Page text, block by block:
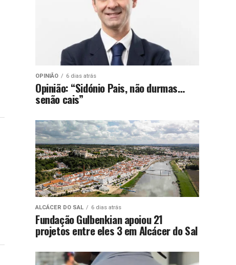
OPINIÃO 6 dias atrás
Opinião: “Sidónio Pais, não durmas…
senão cais”
ALCÁCER DO SAL 6 dias atrás
Fundação Gulbenkian apoiou 21
projetos entre eles 3 em Alcácer do Sal